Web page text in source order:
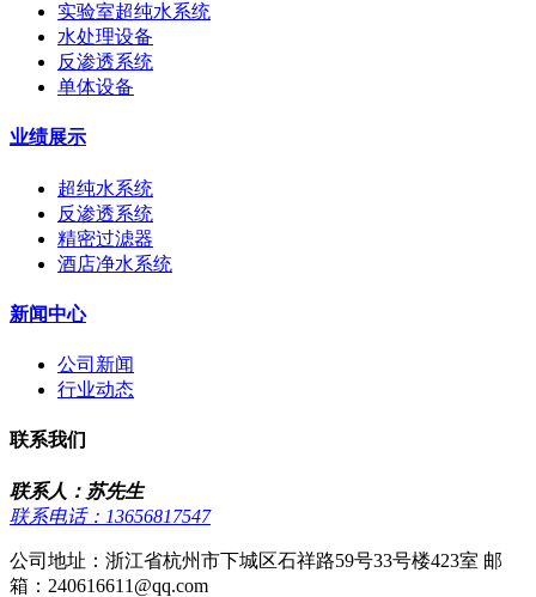
实验室超纯水系统
水处理设备
反渗透系统
单体设备
业绩展示
超纯水系统
反渗透系统
精密过滤器
酒店净水系统
新闻中心
公司新闻
行业动态
联系我们
联系人：苏先生
联系电话：13656817547
公司地址：浙江省杭州市下城区石祥路59号33号楼423室 邮
箱：240616611@qq.com